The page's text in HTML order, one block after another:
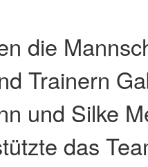
die
Trainern
und Silke
das